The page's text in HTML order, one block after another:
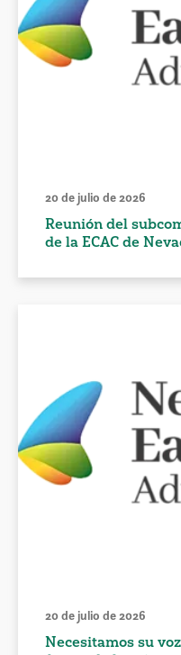
20 de julio de 2026
Reunión del
de la ECAC de
20 de julio de 2026
Necesitamos su